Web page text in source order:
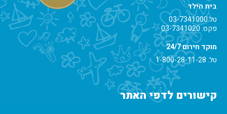
בית הילד
טל.03-7341000
פקס. 03-7341020
מוקד חירום 24/7
טל.1-800-28-11-28
קישורים לדפי האתר